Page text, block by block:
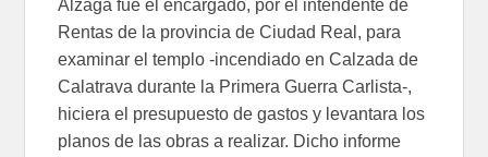
Alzaga fue el encargado, por el intendente de
Rentas de la provincia de Ciudad Real, para
examinar el templo -incendiado en Calzada de
Calatrava durante la Primera Guerra Carlista-,
hiciera el presupuesto de gastos y levantara los
planos de las obras a realizar. Dicho informe